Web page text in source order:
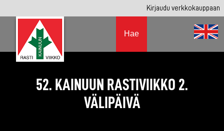
Kirjaudu verkkokauppaan
Hae
52. KAINUUN RASTIVIIKKO 2.
VÄLIPÄIVÄ